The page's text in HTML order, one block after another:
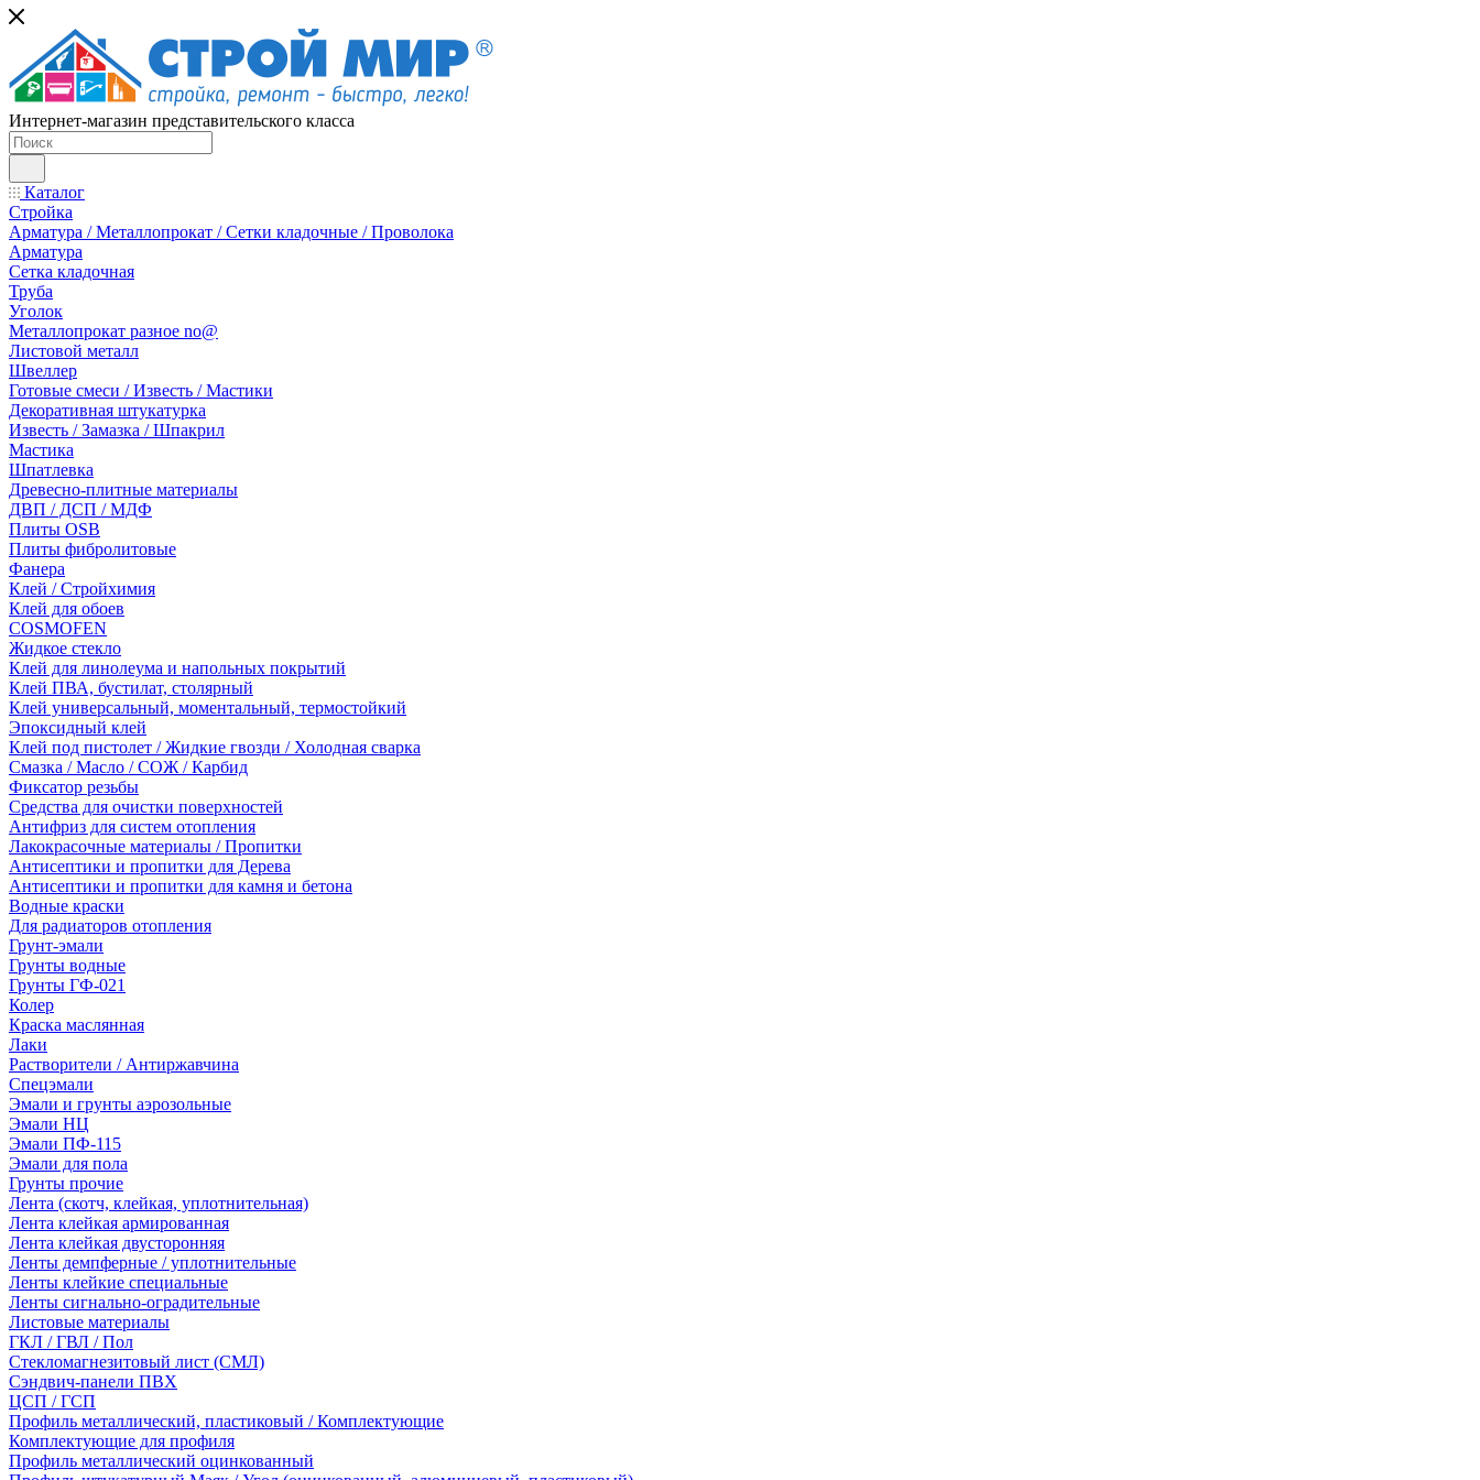
Интернет-магазин представительского класса
Каталог
Стройка
Арматура / Металлопрокат / Сетки кладочные / Проволока
Арматура
Сетка кладочная
Труба
Уголок
Металлопрокат разное no@
Листовой металл
Швеллер
Готовые смеси / Известь / Мастики
Декоративная штукатурка
Известь / Замазка / Шпакрил
Мастика
Шпатлевка
Древесно-плитные материалы
ДВП / ДСП / МДФ
Плиты OSB
Плиты фибролитовые
Фанера
Клей / Стройхимия
Клей для обоев
COSMOFEN
Жидкое стекло
Клей для линолеума и напольных покрытий
Клей ПВА, бустилат, столярный
Клей универсальный, моментальный, термостойкий
Эпоксидный клей
Клей под пистолет / Жидкие гвозди / Холодная сварка
Смазка / Масло / СОЖ / Карбид
Фиксатор резьбы
Средства для очистки поверхностей
Антифриз для систем отопления
Лакокрасочные материалы / Пропитки
Антисептики и пропитки для Дерева
Антисептики и пропитки для камня и бетона
Водные краски
Для радиаторов отопления
Грунт-эмали
Грунты водные
Грунты ГФ-021
Колер
Краска маслянная
Лаки
Растворители / Антиржавчина
Спецэмали
Эмали и грунты аэрозольные
Эмали НЦ
Эмали ПФ-115
Эмали для пола
Грунты прочие
Лента (скотч, клейкая, уплотнительная)
Лента клейкая армированная
Лента клейкая двусторонняя
Ленты демпферные / уплотнительные
Ленты клейкие специальные
Ленты сигнально-оградительные
Листовые материалы
ГКЛ / ГВЛ / Пол
Стекломагнезитовый лист (СМЛ)
Сэндвич-панели ПВХ
ЦСП / ГСП
Профиль металлический, пластиковый / Комплектующие
Комплектующие для профиля
Профиль металлический оцинкованный